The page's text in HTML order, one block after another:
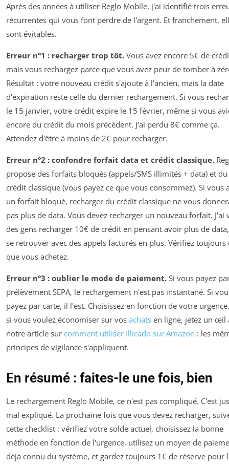
Après des années à utiliser Reglo Mobile, j'ai identifié trois
récurrentes qui vous font perdre de l'argent. Et franchement,
sont évitables.
Erreur n°1 : recharger trop tôt. Vous avez encore 5€ de
mais vous rechargez parce que vous avez peur de tomber à
Résultat : votre nouveau crédit s'ajoute à l'ancien, mais la date
d'expiration reste celle du dernier rechargement. Si vous
le 15 janvier, votre crédit expire le 15 février, même si vous
encore du crédit du mois précédent. J'ai perdu 8€ comme ça.
Attendez d'être à moins de 2€ pour recharger.
Erreur n°2 : confondre forfait data et crédit classique.
propose des forfaits bloqués (appels/SMS illimités + data) et du
crédit classique (vous payez ce que vous consommez). Si vous
un forfait bloqué, recharger du crédit classique ne vous
pas plus de data. Vous devez recharger un nouveau forfait. J'ai
des gens recharger 10€ de crédit en pensant avoir plus de
se retrouver avec des appels facturés en plus. Vérifiez toujours
que vous achetez.
Erreur n°3 : oublier le mode de paiement. Si vous payez
prélèvement SEPA, le rechargement n'est pas instantané. Si
payez par carte, il l'est. Choisissez en fonction de votre
si vous voulez économiser sur vos achats en ligne, jetez un œil
notre article sur comment utiliser Illicado sur Amazon : les
principes de vigilance s'appliquent.
En résumé : faites-le une fois, bien
Le rechargement Reglo Mobile, ce n'est pas compliqué. C'est
mal expliqué. La prochaine fois que vous devez recharger,
cette checklist : vérifiez votre solde actuel, choisissez la bonne
méthode en fonction de l'urgence, utilisez un moyen de
déjà connu du système, et gardez toujours 1€ de réserve pour